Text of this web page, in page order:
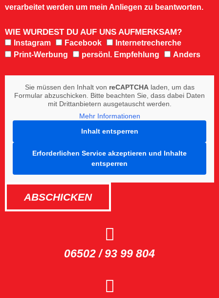
verarbeitet werden um mein Anliegen zu beantworten.
WIE WURDEST DU AUF UNS AUFMERKSAM?
Instagram Facebook
Internetrecherche
Print-Werbung
persönl. Empfehlung Anders
Sie müssen den Inhalt von reCAPTCHAladen, um das
Formular abzuschicken. Bitte beachten Sie, dass dabei Daten
mit Drittanbietern ausgetauscht werden.
Mehr Informationen
Inhalt entsperren
Erforderlichen Service akzeptieren und Inhalte
entsperren
ABSCHICKEN
06502 / 93 99 804